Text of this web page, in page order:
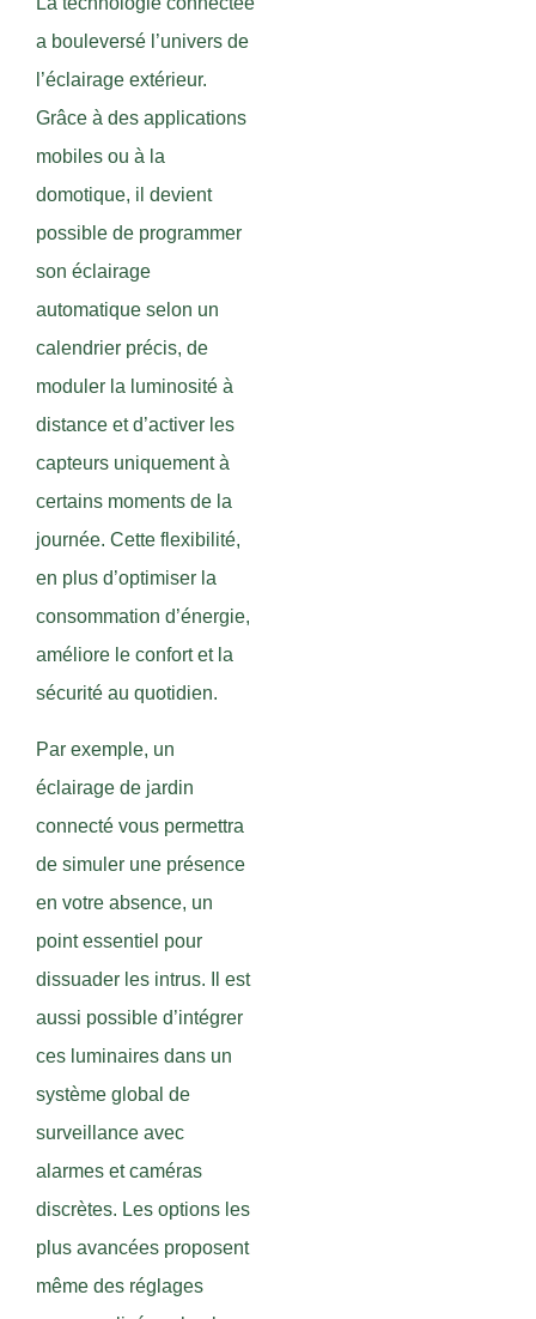
a bouleversé l’univers de
l’éclairage extérieur.
Grâce à des applications
mobiles ou à la
domotique, il devient
possible de programmer
son éclairage
automatique selon un
calendrier précis, de
moduler la luminosité à
distance et d’activer les
capteurs uniquement à
certains moments de la
journée. Cette flexibilité,
en plus d’optimiser la
consommation d’énergie,
améliore le confort et la
sécurité au quotidien.
Par exemple, un
éclairage de jardin
connecté vous permettra
de simuler une présence
en votre absence, un
point essentiel pour
dissuader les intrus. Il est
aussi possible d’intégrer
ces luminaires dans un
système global de
surveillance avec
alarmes et caméras
discrètes. Les options les
plus avancées proposent
même des réglages